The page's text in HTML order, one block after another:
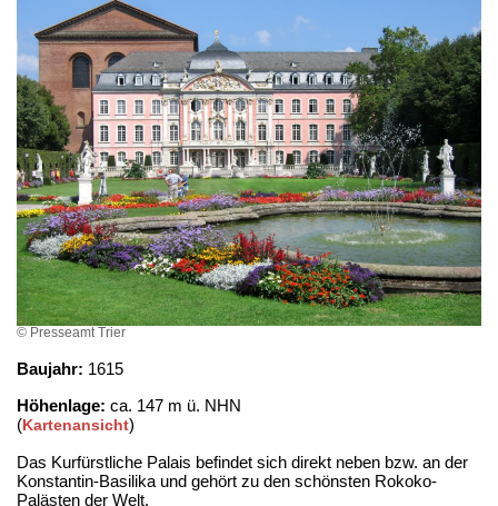
© Presseamt Trier
Baujahr: 1615
Höhenlage: ca. 147 m ü. NHN
(Kartenansicht)
Das Kurfürstliche Palais befindet sich direkt neben bzw. an der
Konstantin-Basilika und gehört zu den schönsten Rokoko-
Palästen der Welt.